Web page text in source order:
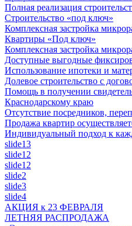
Полная реализация
Строительство «под ключ»
Комплексная застройка
Квартиры «Под ключ»
Комплексная застройка
Доступные выгодные
Использование ипотеки и
Долевое строительство с
Помощь в получении
Краснодарскому краю
Отсутствие посредников,
Продажа квартир
Индивидуальный подход к
slide13
slide12
slide12
slide2
slide3
slide4
АКЦИЯ к 23 ФЕВРАЛЯ
ЛЕТНЯЯ РАСПРОДАЖА